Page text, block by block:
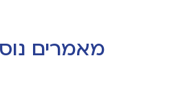
מאמרים